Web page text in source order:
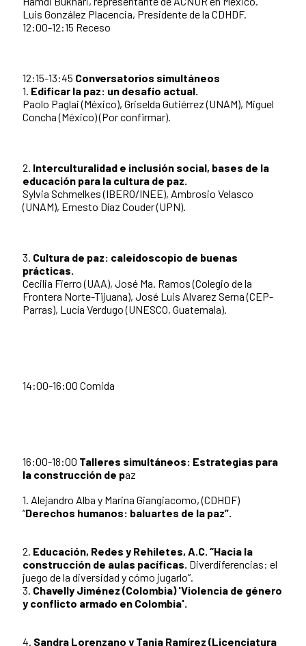
Luis González Placencia, Presidente de la CDHDF.
12:00-12:15 Receso
12:15-13:45 Conversatorios simultáneos
1. Edificar la paz: un desafío actual.
Paolo Paglai (México), Griselda Gutiérrez (UNAM), Miguel
Concha (México) (Por confirmar).
2. Interculturalidad e inclusión social, bases de la
educación para la cultura de paz.
Sylvia Schmelkes (IBERO/INEE), Ambrosio Velasco
(UNAM), Ernesto Díaz Couder (UPN).
3. Cultura de paz: caleidoscopio de buenas
prácticas.
Cecilia Fierro (UAA), José Ma. Ramos (Colegio de la
Frontera Norte-Tijuana), José Luis Alvarez Serna (CEP-
Parras), Lucía Verdugo (UNESCO, Guatemala).
14:00-16:00 Comida
16:00-18:00 Talleres simultáneos: Estrategias para
la construcción de paz
1. Alejandro Alba y Marina Giangiacomo, (CDHDF)
“Derechos humanos: baluartes de la paz”.
2. Educación, Redes y Rehiletes, A.C. “Hacia la
construcción de aulas pacíficas. Diverdiferencias: el
juego de la diversidad y cómo jugarlo”.
3. Chavelly Jiménez (Colombia) 'Violencia de género
y conflicto armado en Colombia'.
4. Sandra Lorenzano y Tania Ramírez (Licenciatura